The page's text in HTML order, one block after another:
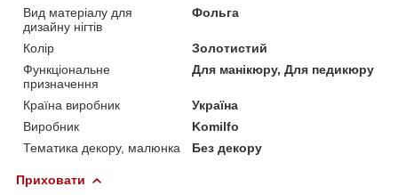
Вид матеріалу для
дизайну нігтів
Фольга
Колір
Золотистий
Функціональне
призначення
Для манікюру, Для педикюру
Країна виробник
Україна
Виробник
Komilfo
Тематика декору, малюнка
Без декору
Приховати